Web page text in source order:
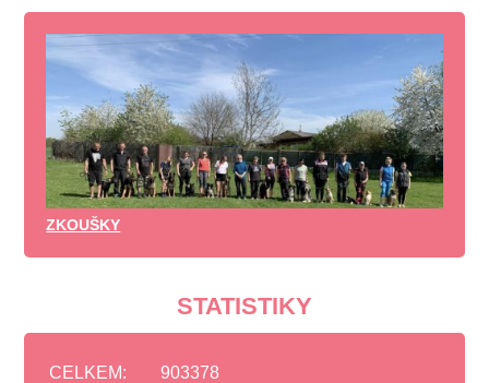
ZKOUŠKY
STATISTIKY
CELKEM:
903378